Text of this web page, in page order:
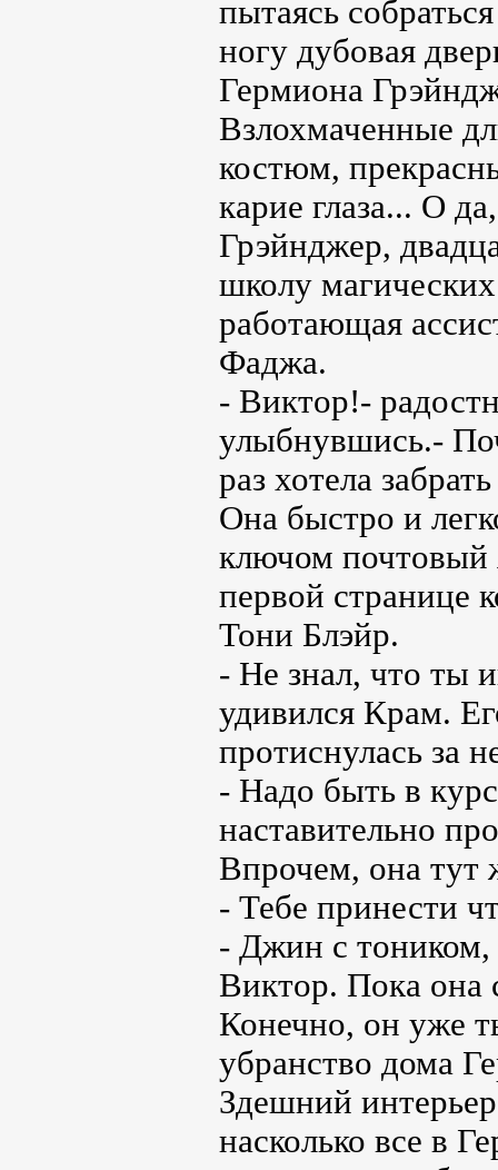
пытаясь
ногу дубовая
Гермиона
Взлохмаченные
костюм,
карие глаза... О
Грэйнджер,
школу
работающая
Фаджа.
- Виктор!-
улыбнувшись.-
раз хотела
Она быстро и
ключом
первой странице
Тони Блэйр.
- Не знал, что ты
удивился Крам.
протиснулась за
- Надо быть в
наставительно
Впрочем, она тут
- Тебе принести
- Джин с тоником,
Виктор. Пока она
Конечно, он уже
убранство дома
Здешний
насколько все в